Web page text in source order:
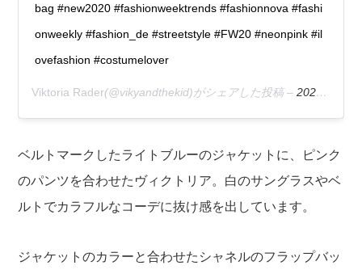
bag #new2020 #fashionweektrends #fashionnova #fashi
onweekly #fashion_de #streetstyle #FW20 #neonpink #il
ovefashion #costumelover
Viktoria Rader(@vikyandthekid)がシェアした投稿 –2020年 2月月11日午前5時09分PST
ベルトマークしたライトブルーのジャケットに、ピンク
のパンツを合わせたヴィクトリア。白のサングラスやベ
ルトでカラフルなコーデに抜け感を出しています。
ジャケットのカラーと合わせたシャネルのフラップバッ